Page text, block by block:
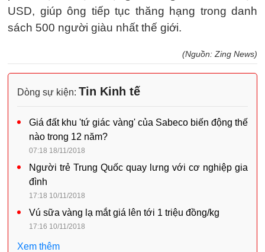
USD, giúp ông tiếp tục thăng hạng trong danh
sách 500 người giàu nhất thế giới.
(Nguồn: Zing News)
Dòng sự kiện: Tin Kinh tế
Giá đất khu 'tứ giác vàng' của Sabeco biến động thế
nào trong 12 năm?
07:18 18/11/2018
Người trẻ Trung Quốc quay lưng với cơ nghiệp gia
đình
17:18 10/11/2018
Vú sữa vàng lạ mắt giá lên tới 1 triệu đồng/kg
17:16 10/11/2018
Xem thêm